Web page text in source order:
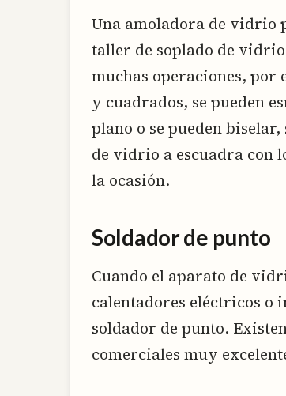
Una amoladora de vidrio
taller de soplado de
muchas operaciones, por
y cuadrados, se pueden
plano o se pueden
de vidrio a escuadra con
la ocasión.
Soldador de punto
Cuando el aparato de
calentadores eléctricos o
soldador de punto.
comerciales muy